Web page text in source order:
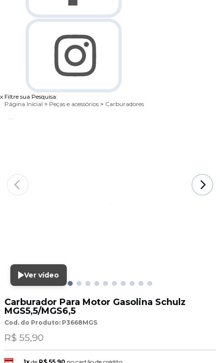
x Filtre sua Pesquisa:
Página Inicial > Peças e acessórios > Carburadores
Ver vídeo
Carburador Para Motor Gasolina Schulz
MGS5,5/MGS6,5
Cod. do Produto: P3668MGS
R$ 55,90